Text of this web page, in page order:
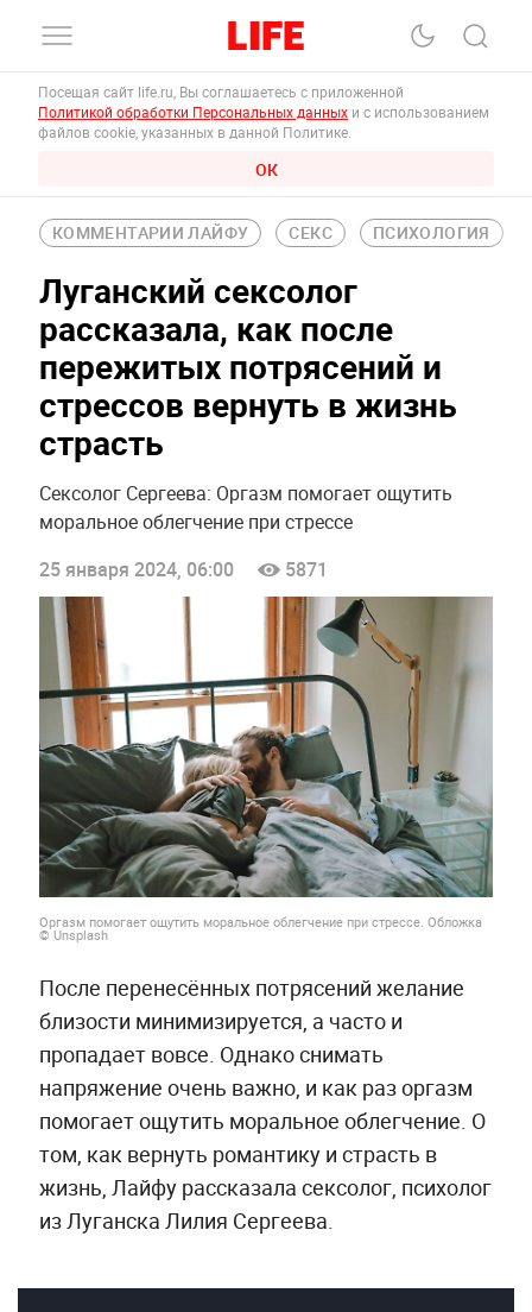
Посещая сайт life.ru, Вы соглашаетесь с приложенной
Политикой обработки Персональных данных и с использованием
файлов cookie, указанных в данной Политике.
ОК
КОММЕНТАРИИ ЛАЙФУ СЕКС ПСИХОЛОГИЯ
Луганский сексолог
рассказала, как после
пережитых потрясений и
стрессов вернуть в жизнь
страсть
Сексолог Сергеева: Оргазм помогает ощутить
моральное облегчение при стрессе
25 января 2024, 06:00
5871
Оргазм помогает ощутить моральное облегчение при стрессе. Обложка
© Unsplash
После перенесённых потрясений желание
близости минимизируется, а часто и
пропадает вовсе. Однако снимать
напряжение очень важно, и как раз оргазм
помогает ощутить моральное облегчение. О
том, как вернуть романтику и страсть в
жизнь, Лайфу рассказала сексолог, психолог
из Луганска Лилия Сергеева.